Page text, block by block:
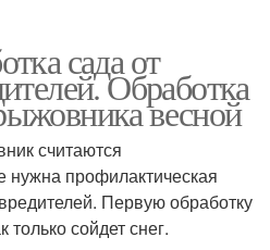
сада от
Обработка
весной
считаются
профилактическая
Первую обработку
только сойдет снег.